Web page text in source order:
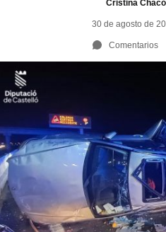
Cristina
30 de agosto de
Comentarios